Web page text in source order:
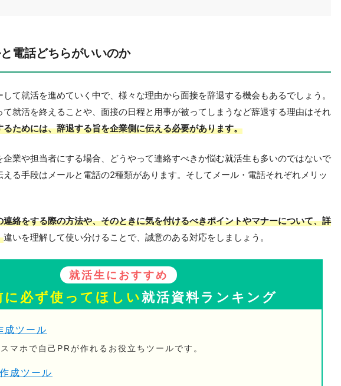
電話どちらがいいのか
て就活を進めていく中で、様々な理由から面接を辞退する機会もあるでしょう。
就活を終えることや、面接の日程と用事が被ってしまうなど辞退する理由はそれ
るためには、辞退する旨を企業側に伝える必要があります。
業や担当者にする場合、どうやって連絡すべきか悩む就活生も多いのではないで
える手段はメールと電話の2種類があります。そしてメール・電話それぞれメリッ
連絡をする際の方法や、そのときに気を付けるべきポイントやマナーについて、詳
違いを理解して使い分けることで、誠意のある対応をしましょう。
就活生におすすめ
に必ず使ってほしい就活資料ランキング
成ツール
マホで自己PRが作れるお役立ちツールです。
成ツール